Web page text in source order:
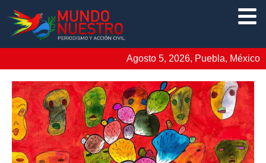
Agosto 5, 2026, Puebla, México